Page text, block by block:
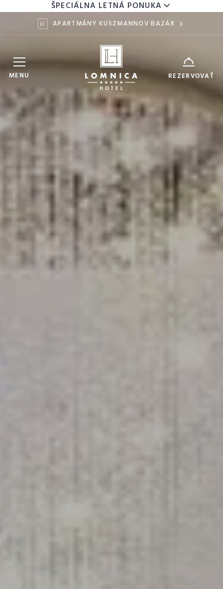
ŠPECIÁLNA LETNÁ PONUKA
APARTMÁNY KUSZMANNOV BAZÁR
MENU REZERVOVAŤ
ZARIADENIEHotel Lomnica
DÁTUM 7 9 AUG